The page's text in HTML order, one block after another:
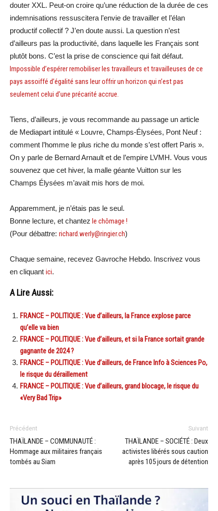
douter XXL. Peut-on croire qu’une réduction de la durée de ces
indemnisations ressuscitera l’envie de travailler et l’élan
productif collectif ? J’en doute aussi. La question n’est
d’ailleurs pas la productivité, dans laquelle les Français sont
plutôt bons. C’est la prise de conscience qui fait défaut.
Impossible d’espérer remobiliser les travailleurs et travailleuses de ce
pays assoiffé d’égalité sans leur offrir un horizon qui n’est pas
seulement celui d’une précarité accrue.
Tiens, d’ailleurs, je vous recommande au passage un article
de Mediapart intitulé « Louvre, Champs-Élysées, Pont Neuf :
comment l’homme le plus riche du monde s’est offert Paris ».
On y parle de Bernard Arnault et de l’empire LVMH. Vous vous
souvenez que cet hiver, la malle géante Vuitton sur les
Champs Élysées m’avait mis hors de moi.
Apparemment, je n’étais pas le seul.
Bonne lecture, et chantez le chômage !
(Pour débattre: richard.werly@ringier.ch)
Chaque semaine, recevez Gavroche Hebdo. Inscrivez vous
en cliquant ici.
A Lire Aussi:
FRANCE – POLITIQUE : Vue d’ailleurs, la France explose parce
qu’elle va bien
FRANCE – POLITIQUE : Vue d’ailleurs, et si la France sortait grande
gagnante de 2024 ?
FRANCE – POLITIQUE : Vue d’ailleurs, de France Info à Sciences Po,
le risque du déraillement
FRANCE – POLITIQUE : Vue d’ailleurs, grand blocage, le risque du
«Very Bad Trip»
Précédent
THAÏLANDE – COMMUNAUTÉ :
Hommage aux militaires français
tombés au Siam
Suivant
THAÏLANDE – SOCIÉTÉ : Deux
activistes libérés sous caution
après 105 jours de détention